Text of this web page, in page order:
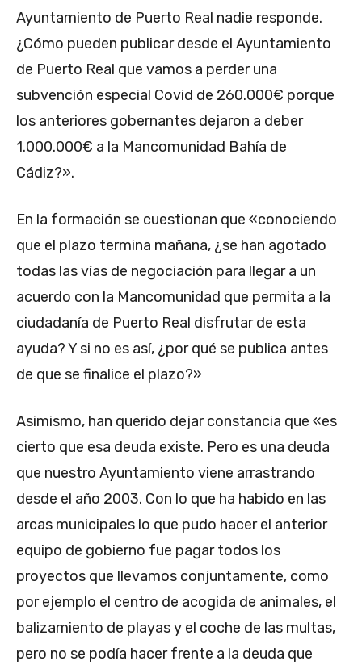
Ayuntamiento de Puerto Real nadie responde.
¿Cómo pueden publicar desde el Ayuntamiento
de Puerto Real que vamos a perder una
subvención especial Covid de 260.000€ porque
los anteriores gobernantes dejaron a deber
1.000.000€ a la Mancomunidad Bahía de
Cádiz?».
En la formación se cuestionan que «conociendo
que el plazo termina mañana, ¿se han agotado
todas las vías de negociación para llegar a un
acuerdo con la Mancomunidad que permita a la
ciudadanía de Puerto Real disfrutar de esta
ayuda? Y si no es así, ¿por qué se publica antes
de que se finalice el plazo?»
Asimismo, han querido dejar constancia que «es
cierto que esa deuda existe. Pero es una deuda
que nuestro Ayuntamiento viene arrastrando
desde el año 2003. Con lo que ha habido en las
arcas municipales lo que pudo hacer el anterior
equipo de gobierno fue pagar todos los
proyectos que llevamos conjuntamente, como
por ejemplo el centro de acogida de animales, el
balizamiento de playas y el coche de las multas,
pero no se podía hacer frente a la deuda que